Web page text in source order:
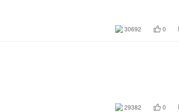
30692 0
29382 0